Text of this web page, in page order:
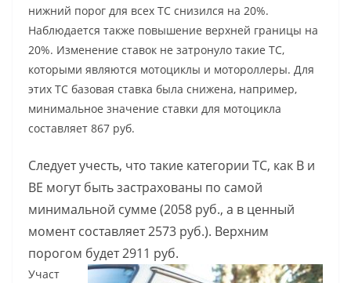
нижний порог для всех ТС снизился на 20%.
Наблюдается также повышение верхней границы на
20%. Изменение ставок не затронуло такие ТС,
которыми являются мотоциклы и мотороллеры. Для
этих ТС базовая ставка была снижена, например,
минимальное значение ставки для мотоцикла
составляет 867 руб.
Следует учесть, что такие категории ТС, как B и
BE могут быть застрахованы по самой
минимальной сумме (2058 руб., а в ценный
момент составляет 2573 руб.). Верхним
порогом будет 2911 руб.
Участ